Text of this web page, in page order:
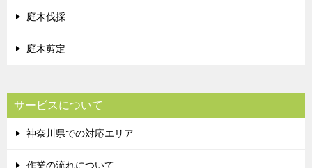
庭木伐採
庭木剪定
サービスについて
神奈川県での対応エリア
作業の流れについて